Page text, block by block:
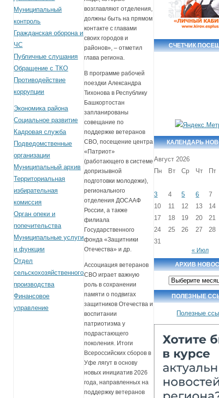
Муниципальный
контроль
Гражданская оборона и
ЧС
Публичные слушания
Обращение с ТКО
Противодействие
коррупции
Экономика района
Социальное развитие
Кадровая служба
Подведомственные
организации
Муниципальный архив
Территориальная
избирательная
комиссия
Орган опеки и
попечительства
Муниципальные услуги
и функции
Отдел
сельскохозяйственного
производства
Финансовое
управление
возглавляют отделения,
должны быть на прямом
контакте с главами
своих городов и
районов», – отметил
глава региона.
В программе рабочей
поездки Александра
Тихонова в Республику
Башкортостан
запланированы
совещание по
поддержке ветеранов
СВО, посещение центра
«Патриот»
(работающего в системе
допризывной
подготовки молодежи),
регионального
отделения ДОСААФ
России, а также
филиала
Государственного
фонда «Защитники
Отечества» и др.
Ассоциация ветеранов
СВО играет важную
роль в сохранении
памяти о подвигах
защитников Отечества и
воспитании
патриотизма у
подрастающего
поколения. Итоги
Всероссийских сборов в
Уфе лягут в основу
новых инициатив 2026
года, направленных на
поддержку ветеранов
СЧЕТЧИК
КАЛЕНДАРЬ
Август 2026
Пн
Вт Ср Чт Пт
3 4 5 6
7
10
11 12 13
14
17
18 19 20
21
24
25 26 27
28
31
« Июл
АРХИВ
Архив
новостей
ПОЛЕЗНЫЕ
Полезные